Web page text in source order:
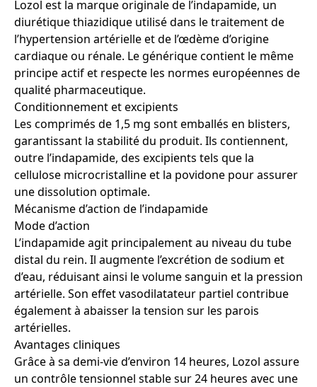
Lozol est la marque originale de l’indapamide, un
diurétique thiazidique utilisé dans le traitement de
l’hypertension artérielle et de l’œdème d’origine
cardiaque ou rénale. Le générique contient le même
principe actif et respecte les normes européennes de
qualité pharmaceutique.
Conditionnement et excipients
Les comprimés de 1,5 mg sont emballés en blisters,
garantissant la stabilité du produit. Ils contiennent,
outre l’indapamide, des excipients tels que la
cellulose microcristalline et la povidone pour assurer
une dissolution optimale.
Mécanisme d’action de l’indapamide
Mode d’action
L’indapamide agit principalement au niveau du tube
distal du rein. Il augmente l’excrétion de sodium et
d’eau, réduisant ainsi le volume sanguin et la pression
artérielle. Son effet vasodilatateur partiel contribue
également à abaisser la tension sur les parois
artérielles.
Avantages cliniques
Grâce à sa demi-vie d’environ 14 heures, Lozol assure
un contrôle tensionnel stable sur 24 heures avec une